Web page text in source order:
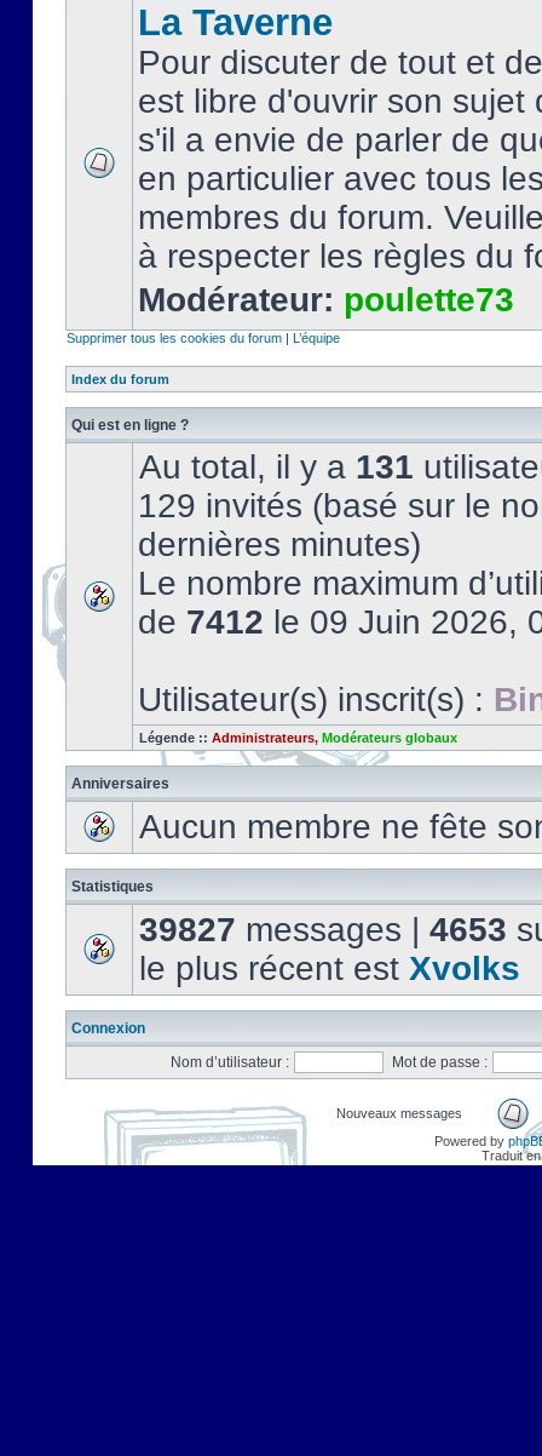
La Taverne
Pour discuter de tout et
est libre d'ouvrir son sujet
s'il a envie de parler de
en particulier avec tous
membres du forum.
à respecter les règles du
Modérateur: poulette73
Supprimer tous les cookies du forum | L’équipe
Index du forum
Qui est en ligne ?
Au total, il y a 131
129 invités (basé sur le
dernières minutes)
Le nombre maximum
de 7412 le 09 Juin 2026,
Utilisateur(s) inscrit(s) :
Légende :: Administrateurs, Modérateurs globaux
Anniversaires
Aucun membre ne fête
Statistiques
39827 messages | 4653
le plus récent est Xvolks
Connexion
Nom d’utilisateur :
Mot de passe :
Nouveaux messages
Powered by
Traduit